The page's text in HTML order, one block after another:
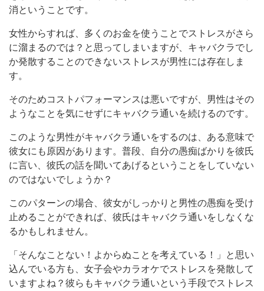
消ということです。
女性からすれば、多くのお金を使うことでストレスがさら
に溜まるのでは？と思ってしまいますが、キャバクラでし
か発散することのできないストレスが男性には存在しま
す。
そのためコストパフォーマンスは悪いですが、男性はその
ようなことを気にせずにキャバクラ通いを続けるのです。
このような男性がキャバクラ通いをするのは、ある意味で
彼女にも原因があります。普段、自分の愚痴ばかりを彼氏
に言い、彼氏の話を聞いてあげるということをしていない
のではないでしょうか？
このパターンの場合、彼女がしっかりと男性の愚痴を受け
止めることができれば、彼氏はキャバクラ通いをしなくな
るかもしれません。
「そんなことない！よからぬことを考えている！」と思い
込んでいる方も、女子会やカラオケでストレスを発散して
いますよね？彼らもキャバクラ通いという手段でストレス